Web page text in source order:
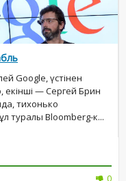
Google, үстінен
— Сергей Брин
тихонько
туралы Bloomberg-к...
0